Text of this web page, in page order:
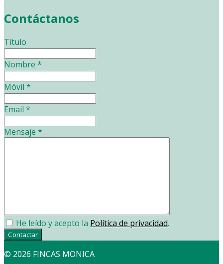
Contáctanos
Título
Nombre *
Móvil *
Email *
Mensaje *
He leído y acepto la Política de privacidad.
Contactar
© 2026 FINCAS MONICA